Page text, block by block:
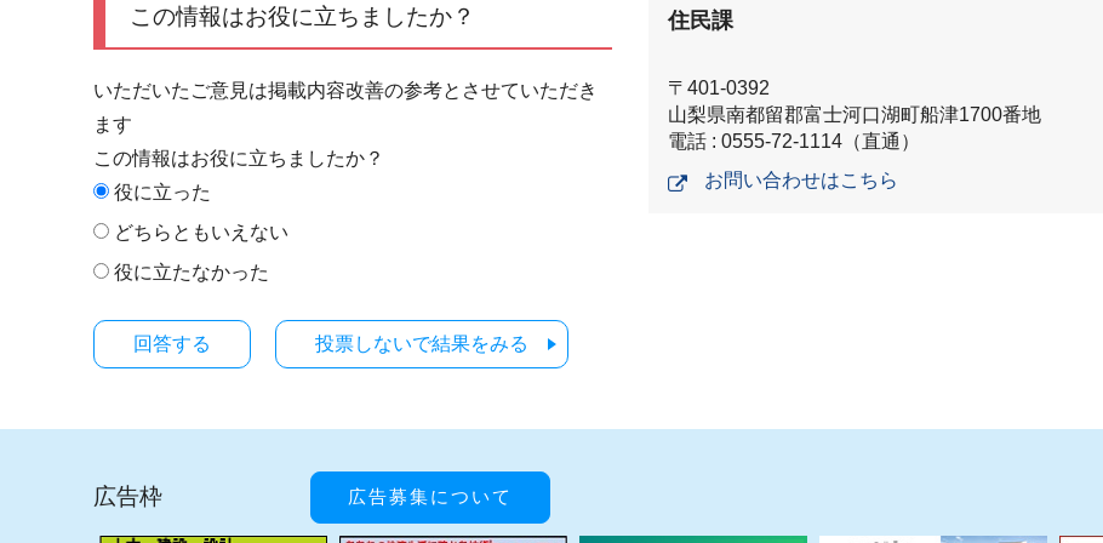
この情報はお役に立ちましたか？
いただいたご意見は掲載内容改善の参考とさせていただき
ます
この情報はお役に立ちましたか？
役に立った
どちらともいえない
役に立たなかった
投票しないで結果をみる
住民課
〒401-0392
山梨県南都留郡富士河口湖町船津1700番地
電話 : 0555-72-1114（直通）
お問い合わせはこちら
広告枠 広告募集について